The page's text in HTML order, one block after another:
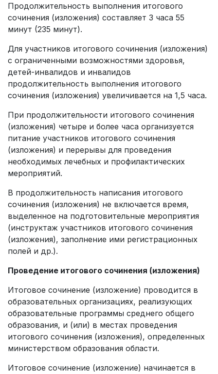
Продолжительность выполнения итогового
сочинения (изложения) составляет 3 часа 55
минут (235 минут).
Для участников итогового сочинения (изложения)
с ограниченными возможностями здоровья,
детей-инвалидов и инвалидов
продолжительность выполнения итогового
сочинения (изложения) увеличивается на 1,5 часа.
При продолжительности итогового сочинения
(изложения) четыре и более часа организуется
питание участников итогового сочинения
(изложения) и перерывы для проведения
необходимых лечебных и профилактических
мероприятий.
В продолжительность написания итогового
сочинения (изложения) не включается время,
выделенное на подготовительные мероприятия
(инструктаж участников итогового сочинения
(изложения), заполнение ими регистрационных
полей и др.).
Проведение итогового сочинения (изложения)
Итоговое сочинение (изложение) проводится в
образовательных организациях, реализующих
образовательные программы среднего общего
образования, и (или) в местах проведения
итогового сочинения (изложения), определенных
министерством образования области.
Итоговое сочинение (изложение) начинается в